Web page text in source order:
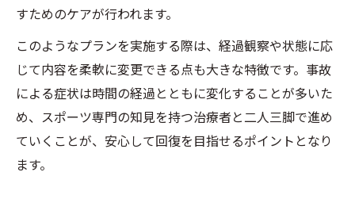
すためのケアが行われます。
このようなプランを実施する際は、経過観察や状態に応
じて内容を柔軟に変更できる点も大きな特徴です。事故
による症状は時間の経過とともに変化することが多いた
め、スポーツ専門の知見を持つ治療者と二人三脚で進め
ていくことが、安心して回復を目指せるポイントとなり
ます。